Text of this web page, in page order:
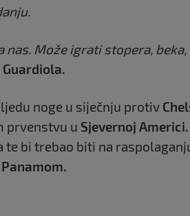
nas. Može igrati stopera,
Guardiola.
noge u siječnju protiv
prvenstvu u Sjevernoj Americi.
te bi trebao biti na
Panamom.